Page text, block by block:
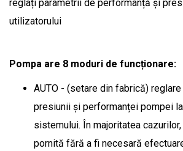
reglați parametrii de performanță și
utilizatorului
Pompa are 8 moduri de funcționare:
AUTO - (setare din fabrică)
presiunii și performanței pompei
sistemului. În majoritatea
pornită fără a fi necesară